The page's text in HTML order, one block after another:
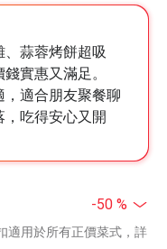
蒜蓉烤餅超吸
實惠又滿足。
適合朋友聚餐聊
，吃得安心又開
-50 %
適用於所有正價菜式，詳